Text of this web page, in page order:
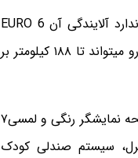
فیات 500S را میتوان خودرویی بسیار سبز و دوستدار محیط زیست معرفی کرد. استاندارد آلایندگی آن EURO 6
بوده و میانگین مصرف سوخت آن، ۴.۲ لیتر در ۱۰۰ کیلومتر می باشد. همچنین این خودرو میتواند تا ۱۸۸ کیلومتر بر
همچنین تجهیزات رفاهی فیات 500 عبارت اند از: آینه های جانبی برقی گرمکن دار، صفحه نمایشگر رنگی و لمسی۷
سیستم صندلی کودک